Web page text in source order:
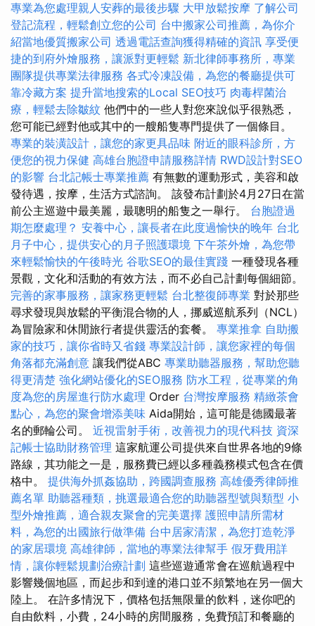
專業為您處理親人安葬的最後步驟 大甲放鬆按摩 了解公司
登記流程，輕鬆創立您的公司 台中搬家公司推薦，為你介
紹當地優質搬家公司 透過電話查詢獲得精確的資訊 享受便
捷的到府外燴服務，讓派對更輕鬆 新北律師事務所，專業
團隊提供專業法律服務 各式冷凍設備，為您的餐廳提供可
靠冷藏方案 提升當地搜索的Local SEO技巧 肉毒桿菌治
療，輕鬆去除皺紋 他們中的一些人對您來說似乎很熟悉，
您可能已經對他或其中的一艘船隻專門提供了一個條目。
專業的裝潢設計，讓您的家更具品味 附近的眼科診所，方
便您的視力保健 高雄台胞證申請服務詳情 RWD設計對SEO
的影響 台北記帳士專業推薦 有無數的運動形式，美容和啟
發待遇，按摩，生活方式諮詢。 該發布計劃於4月27日在當
前公主巡遊中最美麗，最聰明的船隻之一舉行。 台胞證過
期怎麼處理？ 安養中心，讓長者在此度過愉快的晚年 台北
月子中心，提供安心的月子照護環境 下午茶外燴，為您帶
來輕鬆愉快的午後時光 谷歌SEO的最佳實踐 一種發現各種
景觀，文化和活動的有效方法，而不必自己計劃每個細節。
完善的家事服務，讓家務更輕鬆 台北整復師專業 對於那些
尋求發現與放鬆的平衡混合物的人，挪威巡航系列（NCL）
為冒險家和休閒旅行者提供靈活的套餐。 專業推拿 自助搬
家的技巧，讓你省時又省錢 專業設計師，讓您家裡的每個
角落都充滿創意 讓我們從ABC 專業助聽器服務，幫助您聽
得更清楚 強化網站優化的SEO服務 防水工程，從專業的角
度為您的房屋進行防水處理 Order 台灣按摩服務 精緻茶會
點心，為您的聚會增添美味 Aida開始，這可能是德國最著
名的郵輪公司。 近視雷射手術，改善視力的現代科技 資深
記帳士協助財務管理 這家航運公司提供來自世界各地的9條
路線，其功能之一是，服務費已經以多種義務模式包含在價
格中。 提供海外抓姦協助，跨國調查服務 高雄優秀律師推
薦名單 助聽器種類，挑選最適合您的助聽器型號與類型 小
型外燴推薦，適合親友聚會的完美選擇 護照申請所需材
料，為您的出國旅行做準備 台中居家清潔，為您打造乾淨
的家居環境 高雄律師，當地的專業法律幫手 假牙費用詳
情，讓你輕鬆規劃治療計劃 這些巡遊通常會在巡航過程中
影響幾個地區，而起步和到達的港口並不頻繁地在另一個大
陸上。 在許多情況下，價格包括無限量的飲料，迷你吧的
自由飲料，小費，24小時的房間服務，免費預訂和餐廳的